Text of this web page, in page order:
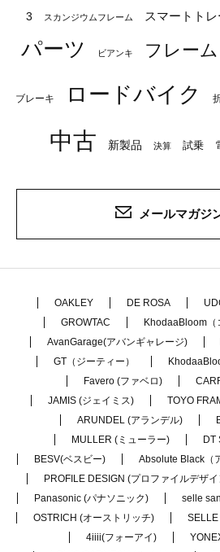
3
スカンジウムフレーム スマートト
パーツ ビアンキ フレーム
ブレーキ ロードバイク
中古
新製品 決算 試乗
メールマガジ
OAKLEY DE ROSA
GROWTAC
KhodaaBloom（
AvanGarage(アバンギャレージ)
GT（ジーティー）
Favero (ファベロ)
JAMIS (ジェイミス)
TOYO
ARUNDEL (アランデル)
MULLER (ミューラー)
DT
BESV(ベスビー)
Absolute Black（
PROFILE DESIGN (プロファイルデザイ
Panasonic (パナソニック)
selle
OSTRICH (オーストリッチ)
4iiii(フォーアイ)